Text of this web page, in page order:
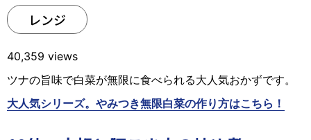
レンジ
40,359 views
ツナの旨味で白菜が無限に食べられる大人気おかずです。
大人気シリーズ。やみつき無限白菜の作り方はこちら！